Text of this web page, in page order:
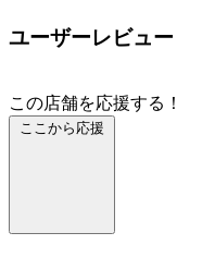
ユーザーレビュー
この店舗を応援する！
ここから応援